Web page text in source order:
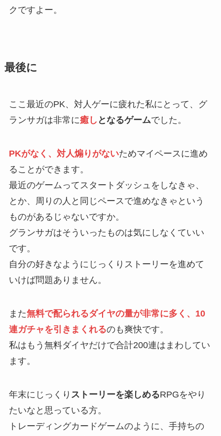
クですよー。
最後に
ここ最近のPK、対人ゲーに疲れた私にとって、グ
ランサガは非常に癒し となるゲームでした。
PKがなく、対人煽りがないためマイペースに進め
ることができます。
最近のゲームってスタートダッシュをしなきゃ、
とか、周りの人と同じペースで進めなきゃという
ものがあるじゃないですか。
グランサガはそういったものは気にしなくていい
です。
自分の好きなようにじっくりストーリーを進めて
いけば問題ありません。
また無料で配られるダイヤの量が非常に多く、10
連ガチャを引きまくれるのも爽快です。
私はもう無料ダイヤだけで合計200連はまわしてい
ます。
年末にじっくり ストーリーを楽しめるRPGをやり
たいなと思っている方。
トレーディングカードゲームのように、手持ちの